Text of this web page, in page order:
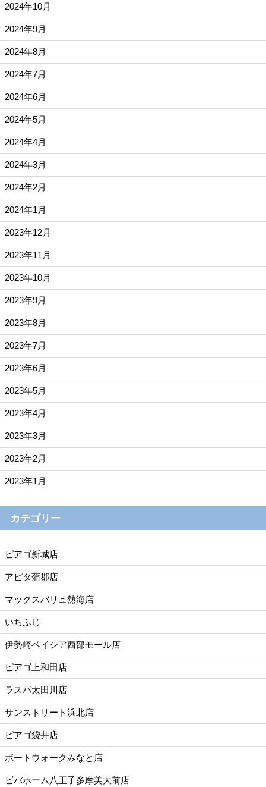
2024年10月
2024年9月
2024年8月
2024年7月
2024年6月
2024年5月
2024年4月
2024年3月
2024年2月
2024年1月
2023年12月
2023年11月
2023年10月
2023年9月
2023年8月
2023年7月
2023年6月
2023年5月
2023年4月
2023年3月
2023年2月
2023年1月
カテゴリー
ピアゴ新城店
アピタ蒲郡店
マックスバリュ熱海店
いちふじ
伊勢崎ベイシア西部モール店
ピアゴ上和田店
ラスパ太田川店
サンストリート浜北店
ピアゴ袋井店
ポートウォークみなと店
ビバホーム八王子多摩美大前店